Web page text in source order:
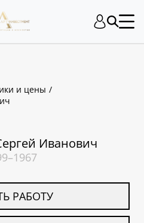
и цены
Иванович
РАБОТУ